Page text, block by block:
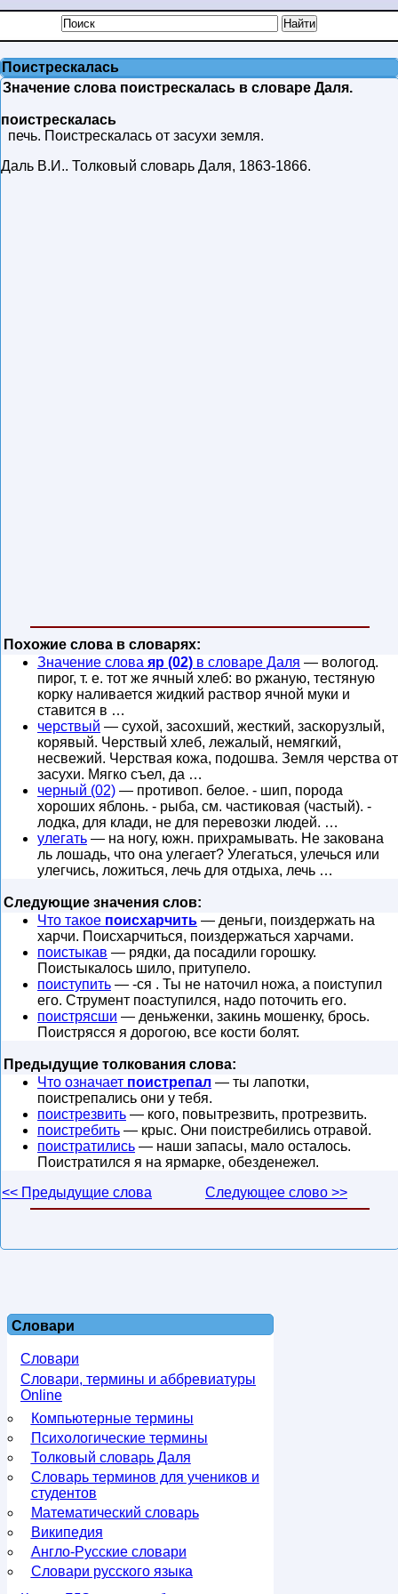
Поистрескалась
Значение слова поистрескалась в словаре Даля.
поистрескалась
печь. Поистрескалась от засухи земля.
Даль В.И.. Толковый словарь Даля, 1863-1866.
Похожие слова в словарях:
Значение слова яр (02) в словаре Даля — вологод.
пирог, т. е. тот же ячный хлеб: во ржаную, тестяную
корку наливается жидкий раствор ячной муки и
ставится в …
черствый — сухой, засохший, жесткий, заскорузлый,
корявый. Черствый хлеб, лежалый, немягкий,
несвежий. Черствая кожа, подошва. Земля черства от
засухи. Мягко съел, да …
черный (02) — противоп. белое. - шип, порода
хороших яблонь. - рыба, см. частиковая (частый). -
лодка, для клади, не для перевозки людей. …
улегать — на ногу, южн. прихрамывать. Не закована
ль лошадь, что она улегает? Улегаться, улечься или
улегчись, ложиться, лечь для отдыха, лечь …
Следующие значения слов:
Что такое поисхарчить — деньги, поиздержать на
харчи. Поисхарчиться, поиздержаться харчами.
поистыкав — рядки, да посадили горошку.
Поистыкалось шило, притупело.
поиступить — -ся . Ты не наточил ножа, а поиступил
его. Струмент поаступился, надо поточить его.
поистрясши — деньженки, закинь мошенку, брось.
Поистрясся я дорогою, все кости болят.
Предыдущие толкования слова:
Что означает поистрепал — ты лапотки,
поистрепались они у тебя.
поистрезвить — кого, повытрезвить, протрезвить.
поистребить — крыс. Они поистребились отравой.
поистратились — наши запасы, мало осталось.
Поистратился я на ярмарке, обезденежел.
<< Предыдущие слова
Следующее слово >>
Словари
Словари
Словари, термины и аббревиатуры
Online
Компьютерные термины
Психологические термины
Толковый словарь Даля
Словарь терминов для учеников и
студентов
Математический словарь
Википедия
Англо-Русские словари
Словари русского языка